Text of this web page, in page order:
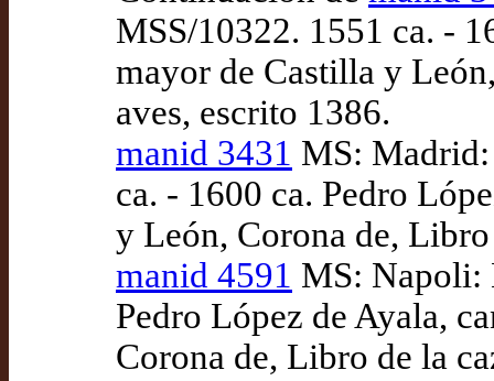
MSS/10322. 1551 ca. -
mayor de Castilla y
aves, escrito 1386.
manid 3431 MS:
ca. - 1600 ca. Pedro
y León, Corona de,
manid 4591 MS: Napoli:
Pedro López de Ayala,
Corona de, Libro de la